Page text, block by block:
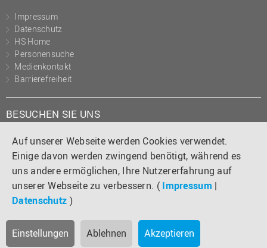
Auf unserer Webseite werden Cookies verwendet.
Einige davon werden zwingend benötigt, während es
uns andere ermöglichen, Ihre Nutzererfahrung auf
unserer Webseite zu verbessern. ( Impressum |
Datenschutz )
Einstellungen Ablehnen Akzeptieren
Impressum
Datenschutz
HS Home
Personensuche
Medienkontakt
Barrierefreiheit
BESUCHEN SIE UNS
Instagram
TiktokLinkedIn
YouTube
Facebook